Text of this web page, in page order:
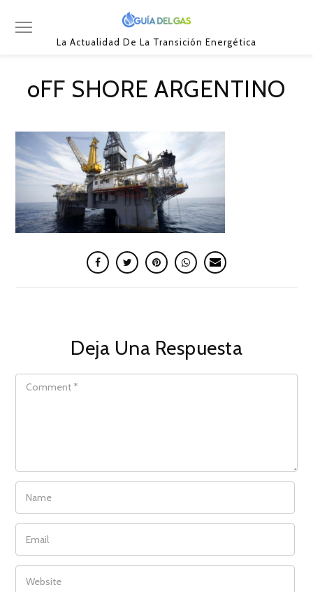
La Actualidad De La Transición Energética
oFF SHORE ARGENTINO
Deja Una Respuesta
COMMENT
NAME
EMAIL
WEBSITE